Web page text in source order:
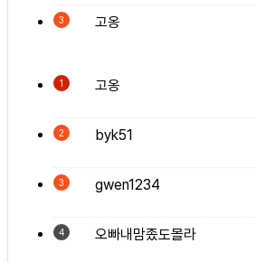
3
고옹
1
고옹
2
byk51
3
gwen1234
4
오빠내맘좄도몰라